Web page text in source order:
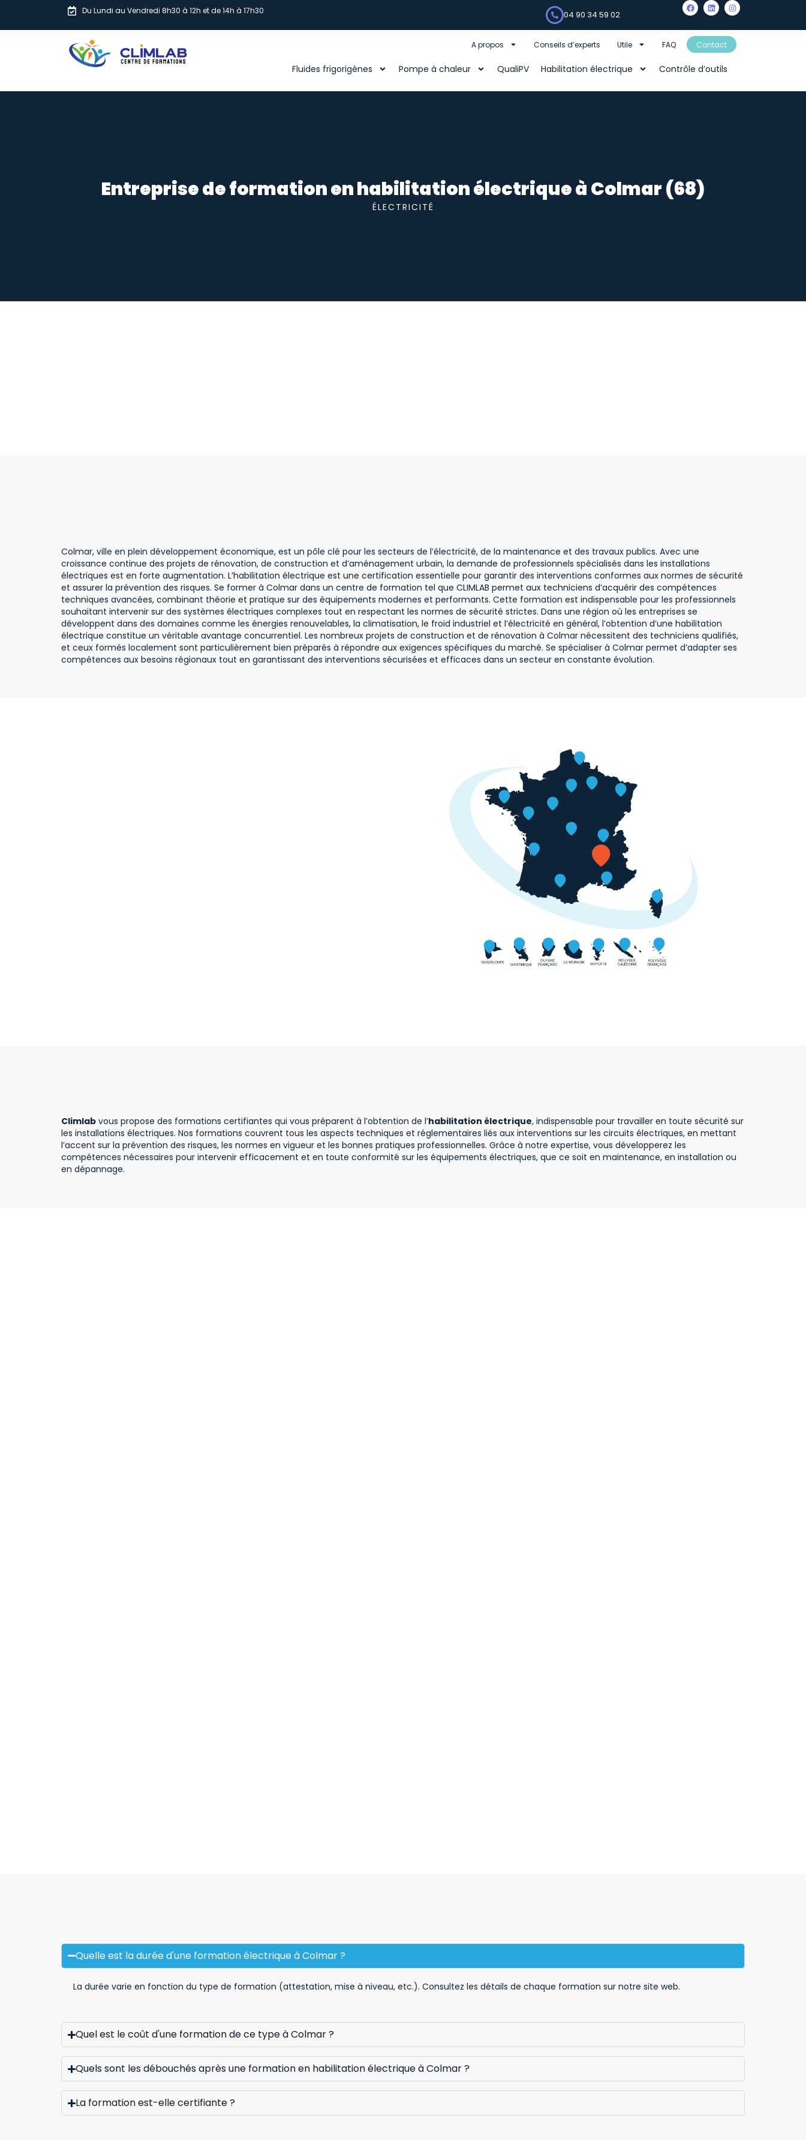
Du Lundi au Vendredi 8h30 à 12h et de 14h à 17h30 04 90 34 59 02
A propos Conseils d’experts Utile FAQ Contact
Fluides frigorigènes Pompe à chaleur QualiPV Habilitation électrique Contrôle d’outils
Entreprise de formation en habilitation électrique à Colmar (68)
ÉLECTRICITÉ
Colmar, ville en plein développement économique, est un pôle clé pour les secteurs de l’électricité, de la maintenance et des travaux publics. Avec une
croissance continue des projets de rénovation, de construction et d’aménagement urbain, la demande de professionnels spécialisés dans les installations
électriques est en forte augmentation. L’habilitation électrique est une certification essentielle pour garantir des interventions conformes aux normes de sécurité
et assurer la prévention des risques. Se former à Colmar dans un centre de formation tel que CLIMLAB permet aux techniciens d’acquérir des compétences
techniques avancées, combinant théorie et pratique sur des équipements modernes et performants. Cette formation est indispensable pour les professionnels
souhaitant intervenir sur des systèmes électriques complexes tout en respectant les normes de sécurité strictes. Dans une région où les entreprises se
développent dans des domaines comme les énergies renouvelables, la climatisation, le froid industriel et l’électricité en général, l’obtention d’une habilitation
électrique constitue un véritable avantage concurrentiel. Les nombreux projets de construction et de rénovation à Colmar nécessitent des techniciens qualifiés,
et ceux formés localement sont particulièrement bien préparés à répondre aux exigences spécifiques du marché. Se spécialiser à Colmar permet d’adapter ses
compétences aux besoins régionaux tout en garantissant des interventions sécurisées et efficaces dans un secteur en constante évolution.
Climlab vous propose des formations certifiantes qui vous préparent à l’obtention de l’habilitation électrique, indispensable pour travailler en toute sécurité sur
les installations électriques. Nos formations couvrent tous les aspects techniques et réglementaires liés aux interventions sur les circuits électriques, en mettant
l’accent sur la prévention des risques, les normes en vigueur et les bonnes pratiques professionnelles. Grâce à notre expertise, vous développerez les
compétences nécessaires pour intervenir efficacement et en toute conformité sur les équipements électriques, que ce soit en maintenance, en installation ou
en dépannage.
Quelle est la durée d'une formation électrique à Colmar ?
La durée varie en fonction du type de formation (attestation, mise à niveau, etc.). Consultez les détails de chaque formation sur notre site web.
Quel est le coût d'une formation de ce type à Colmar ?
Quels sont les débouchés après une formation en habilitation électrique à Colmar ?
La formation est-elle certifiante ?